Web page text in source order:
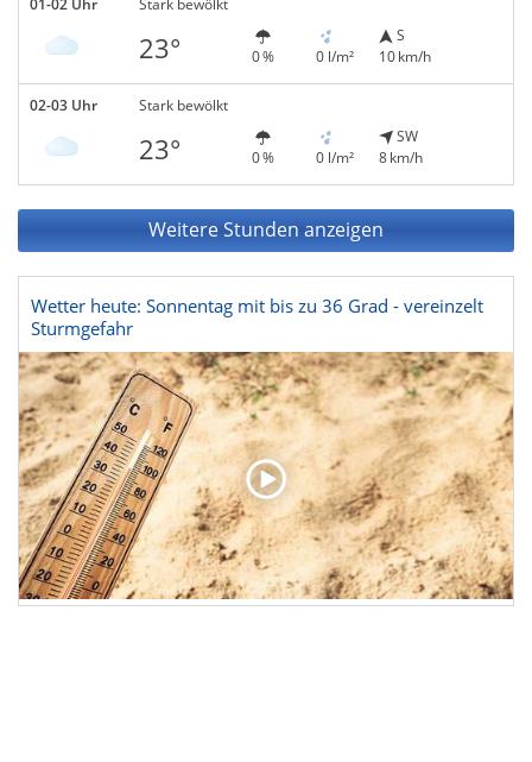
01-02 Uhr Stark bewölkt
23° 0 % 0 l/m²
S
10 km/h
02-03 Uhr Stark bewölkt
23° 0 % 0 l/m²
SW
8 km/h
Weitere Stunden anzeigen
Wetter heute: Sonnentag mit bis zu 36 Grad - vereinzelt
Sturmgefahr